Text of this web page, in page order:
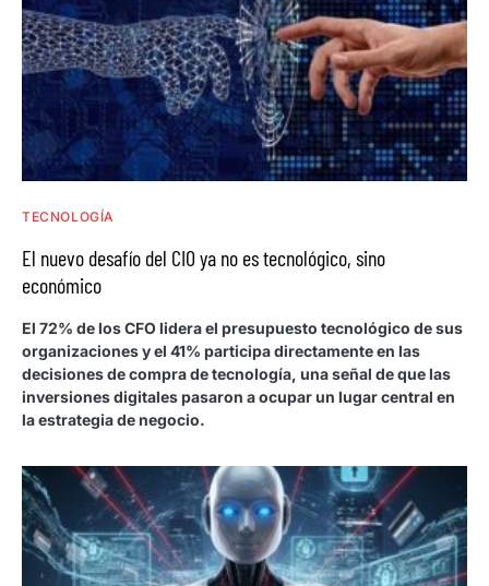
TECNOLOGÍA
El nuevo desafío del CIO ya no es tecnológico, sino
económico
El 72% de los CFO lidera el presupuesto tecnológico de sus
organizaciones y el 41% participa directamente en las
decisiones de compra de tecnología, una señal de que las
inversiones digitales pasaron a ocupar un lugar central en
la estrategia de negocio.